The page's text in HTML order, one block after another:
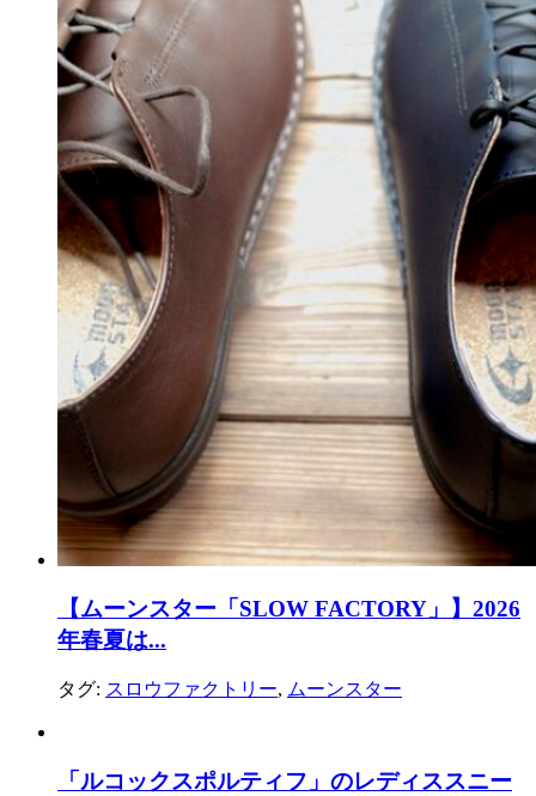
【ムーンスター「SLOW FACTORY」】2026
年春夏は...
タグ: スロウファクトリー, ムーンスター
「ルコックスポルティフ」のレディススニー